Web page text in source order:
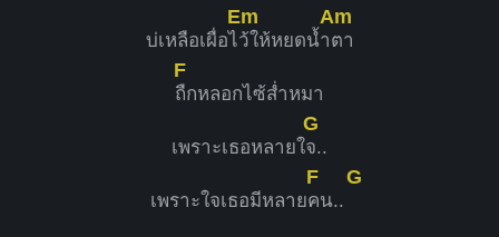
บ่เหลือเผื่อไ
Em
ว้ให้หยดน้ำ
Am
ตา
F
ถืกหลอกไซ้ส่ำหมา
เพราะเธอหลายใ
G
จ..
เพราะใจเธอมีหลาย
F
คน..
G